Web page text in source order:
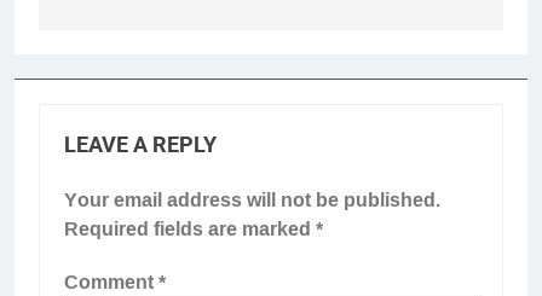
LEAVE A REPLY
Your email address will not be published.
Required fields are marked*
Comment*